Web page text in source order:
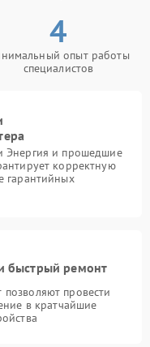
4
опыт работы
специалистов
Энергия и прошедшие
корректную
гарантийных
быстрый ремонт
провести
в кратчайшие